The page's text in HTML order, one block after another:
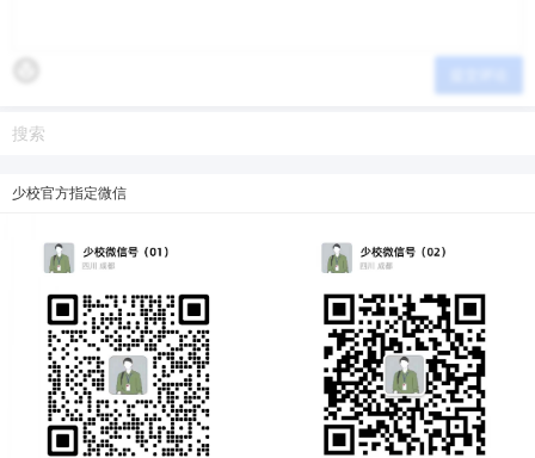
少校官方指定微信